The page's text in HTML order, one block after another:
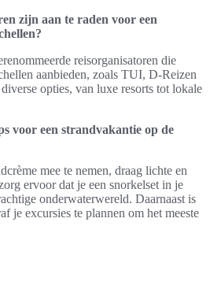
zijn aan te raden voor een
reisorganisatoren die
aanbieden, zoals TUI, D-Reizen
opties, van luxe resorts tot lokale
voor een strandvakantie op de
mee te nemen, draag lichte en
ervoor dat je een snorkelset in je
onderwaterwereld. Daarnaast is
je excursies te plannen om het meeste